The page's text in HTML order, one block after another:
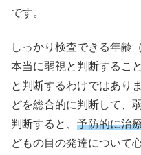
です。
しっかり検査できる年齢
本当に弱視と判断するこ
と判断するわけではあり
どを総合的に判断して、
判断すると、 予防的に治
どもの目の発達について